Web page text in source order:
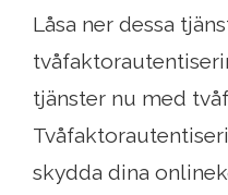
Låsa ner dessa
tjänster nu med
skydda dina